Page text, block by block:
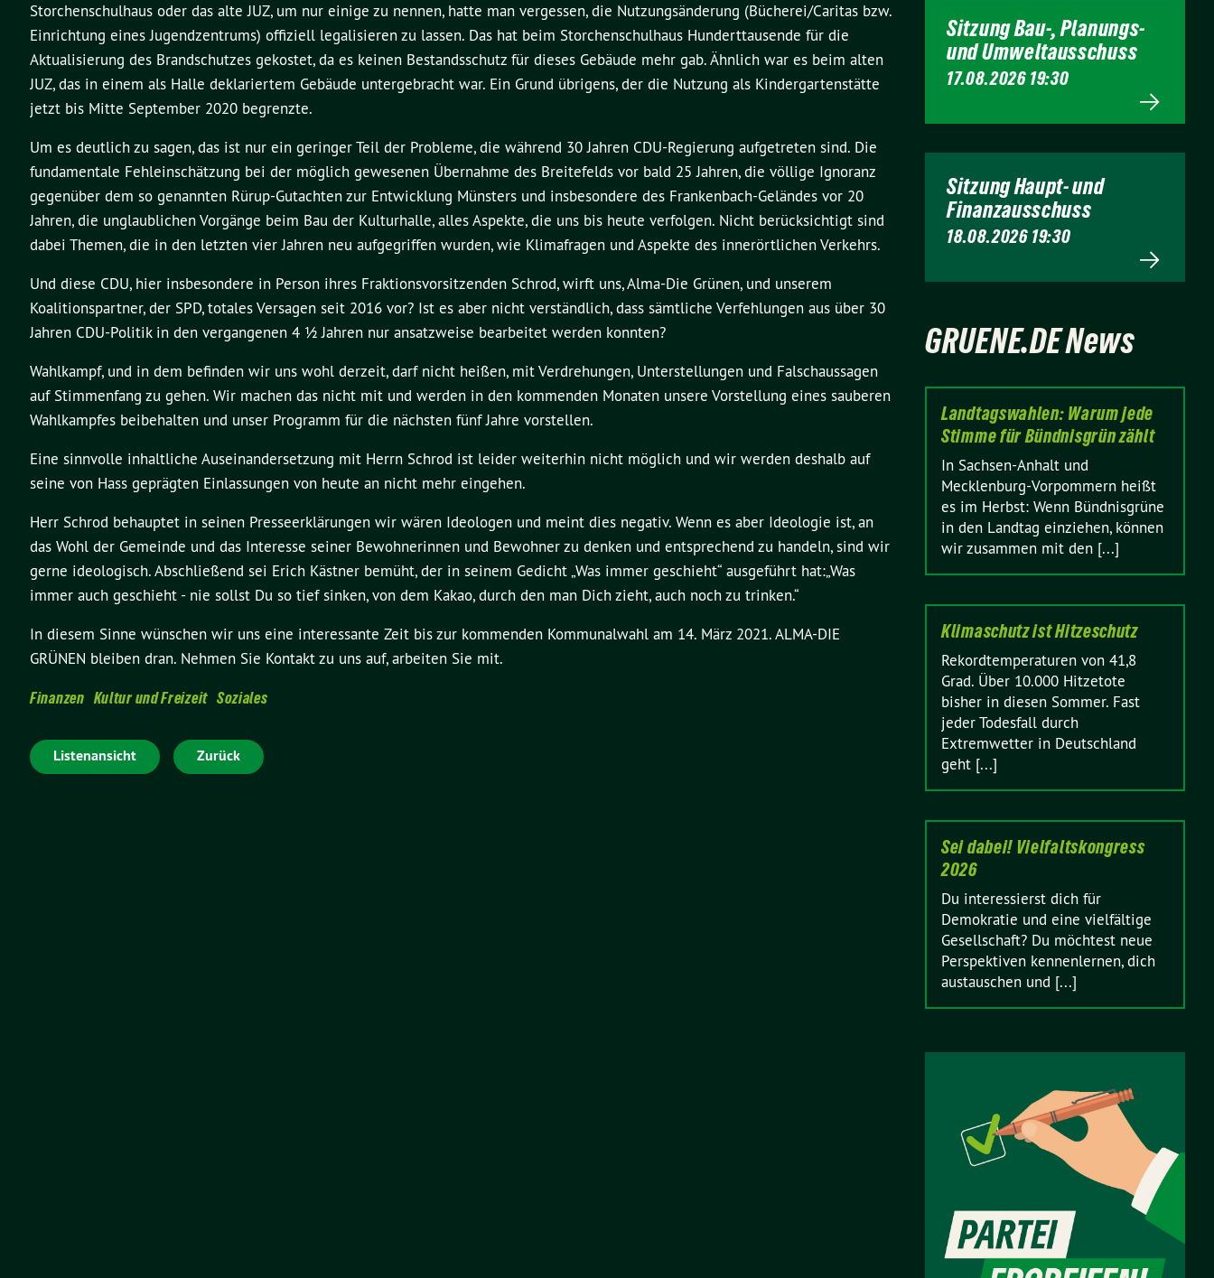
Storchenschulhaus oder das alte JUZ, um nur einige zu nennen, hatte man vergessen, die Nutzungsänderung (Bücherei/Caritas bzw.
Einrichtung eines Jugendzentrums) offiziell legalisieren zu lassen. Das hat beim Storchenschulhaus Hunderttausende für die
Aktualisierung des Brandschutzes gekostet, da es keinen Bestandsschutz für dieses Gebäude mehr gab. Ähnlich war es beim alten
JUZ, das in einem als Halle deklariertem Gebäude untergebracht war. Ein Grund übrigens, der die Nutzung als Kindergartenstätte
jetzt bis Mitte September 2020 begrenzte.
Um es deutlich zu sagen, das ist nur ein geringer Teil der Probleme, die während 30 Jahren CDU-Regierung aufgetreten sind. Die
fundamentale Fehleinschätzung bei der möglich gewesenen Übernahme des Breitefelds vor bald 25 Jahren, die völlige Ignoranz
gegenüber dem so genannten Rürup-Gutachten zur Entwicklung Münsters und insbesondere des Frankenbach-Geländes vor 20
Jahren, die unglaublichen Vorgänge beim Bau der Kulturhalle, alles Aspekte, die uns bis heute verfolgen. Nicht berücksichtigt sind
dabei Themen, die in den letzten vier Jahren neu aufgegriffen wurden, wie Klimafragen und Aspekte des innerörtlichen Verkehrs.
Und diese CDU, hier insbesondere in Person ihres Fraktionsvorsitzenden Schrod, wirft uns, Alma-Die Grünen, und unserem
Koalitionspartner, der SPD, totales Versagen seit 2016 vor? Ist es aber nicht verständlich, dass sämtliche Verfehlungen aus über 30
Jahren CDU-Politik in den vergangenen 4 ½ Jahren nur ansatzweise bearbeitet werden konnten?
Wahlkampf, und in dem befinden wir uns wohl derzeit, darf nicht heißen, mit Verdrehungen, Unterstellungen und Falschaussagen
auf Stimmenfang zu gehen. Wir machen das nicht mit und werden in den kommenden Monaten unsere Vorstellung eines sauberen
Wahlkampfes beibehalten und unser Programm für die nächsten fünf Jahre vorstellen.
Eine sinnvolle inhaltliche Auseinandersetzung mit Herrn Schrod ist leider weiterhin nicht möglich und wir werden deshalb auf
seine von Hass geprägten Einlassungen von heute an nicht mehr eingehen.
Herr Schrod behauptet in seinen Presseerklärungen wir wären Ideologen und meint dies negativ. Wenn es aber Ideologie ist, an
das Wohl der Gemeinde und das Interesse seiner Bewohnerinnen und Bewohner zu denken und entsprechend zu handeln, sind wir
gerne ideologisch. Abschließend sei Erich Kästner bemüht, der in seinem Gedicht „Was immer geschieht“ ausgeführt hat:„Was
immer auch geschieht - nie sollst Du so tief sinken, von dem Kakao, durch den man Dich zieht, auch noch zu trinken.“
In diesem Sinne wünschen wir uns eine interessante Zeit bis zur kommenden Kommunalwahl am 14. März 2021. ALMA-DIE
GRÜNEN bleiben dran. Nehmen Sie Kontakt zu uns auf, arbeiten Sie mit.
Finanzen Kultur und Freizeit Soziales
Listenansicht Zurück
Sitzung Bau-, Planungs-
und Umweltausschuss
17.08.2026 19:30
Sitzung Haupt- und
Finanzausschuss
18.08.2026 19:30
GRUENE.DE News
Landtagswahlen: Warum jede
Stimme für Bündnisgrün zählt
In Sachsen-Anhalt und
Mecklenburg-Vorpommern heißt
es im Herbst: Wenn Bündnisgrüne
in den Landtag einziehen, können
wir zusammen mit den [...]
Klimaschutz ist Hitzeschutz
Rekordtemperaturen von 41,8
Grad. Über 10.000 Hitzetote
bisher in diesen Sommer. Fast
jeder Todesfall durch
Extremwetter in Deutschland
geht [...]
Sei dabei! Vielfaltskongress
2026
Du interessierst dich für
Demokratie und eine vielfältige
Gesellschaft? Du möchtest neue
Perspektiven kennenlernen, dich
austauschen und [...]